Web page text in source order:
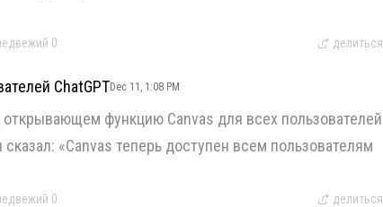
0 делиться
ChatGPTDec 11, 1:08 PM
функцию Canvas для всех пользователей
«Canvas теперь доступен всем пользователям
0 делиться